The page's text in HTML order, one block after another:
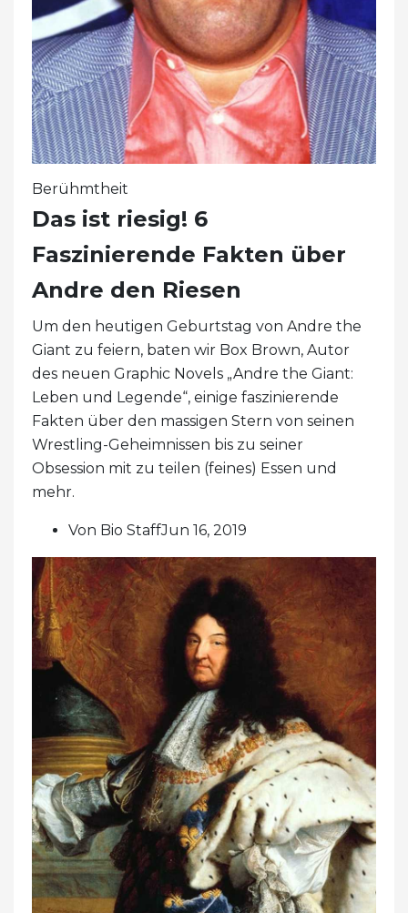
Berühmtheit
Das ist riesig! 6
Faszinierende Fakten über
Andre den Riesen
Um den heutigen Geburtstag von Andre the
Giant zu feiern, baten wir Box Brown, Autor
des neuen Graphic Novels „Andre the Giant:
Leben und Legende“, einige faszinierende
Fakten über den massigen Stern von seinen
Wrestling-Geheimnissen bis zu seiner
Obsession mit zu teilen (feines) Essen und
mehr.
Von Bio StaffJun 16, 2019